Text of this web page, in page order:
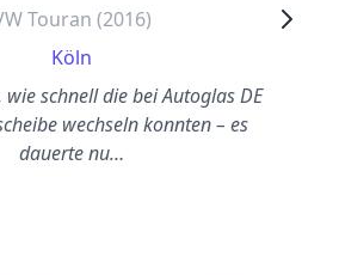
Touran (2016)
Köln
wie schnell die bei Autoglas DE
wechseln konnten – es
dauerte nu…